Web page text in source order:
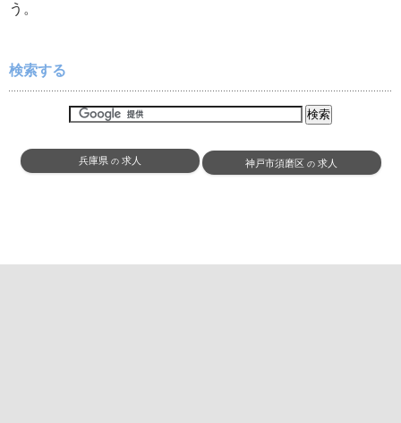
う。
検索する
兵庫県の 求人 神戸市須磨区 の 求人